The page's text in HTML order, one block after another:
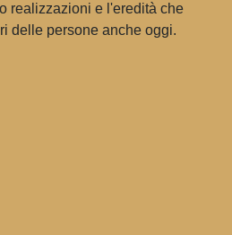
realizzazioni e l'eredità che
delle persone anche oggi.